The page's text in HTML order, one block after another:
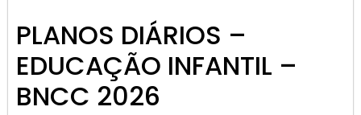
PLANOS DIÁRIOS –
EDUCAÇÃO INFANTIL –
BNCC 2026